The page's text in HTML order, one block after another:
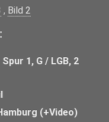
, Bild 2
1, G / LGB, 2
(+Video)